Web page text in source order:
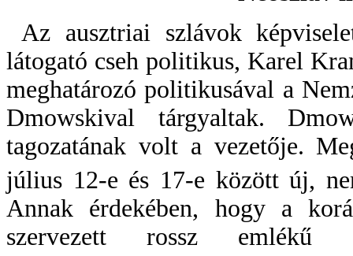
Az ausztriai szlávok
látogató cseh politikus, Karel
meghatározó politikusával a
Dmowskival tárgyaltak.
tagozatának volt a vezetője.
július 12-e és 17-e között új,
Annak érdekében, hogy a
szervezett rossz emlékű